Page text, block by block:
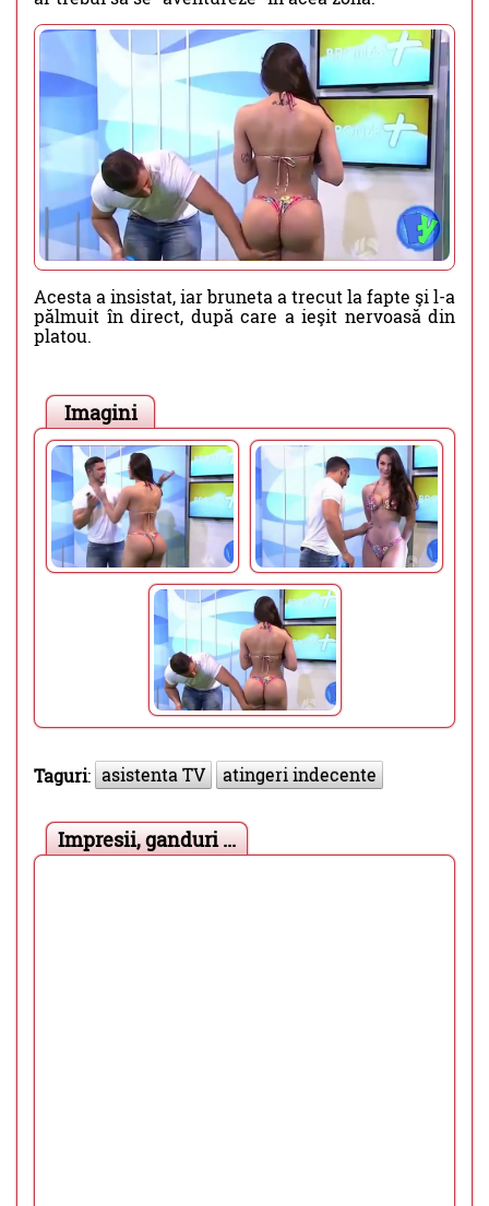
Acesta a insistat, iar bruneta a trecut la fapte şi l-a
pălmuit în direct, după care a ieşit nervoasă din
platou.
Imagini
Taguri: asistenta TV atingeri indecente
Impresii, ganduri ...